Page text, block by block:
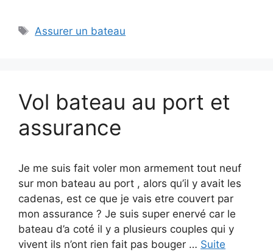
Étiquettes
Assurer un bateau
Vol bateau au port et
assurance
Je me suis fait voler mon armement tout neuf
sur mon bateau au port , alors qu’il y avait les
cadenas, est ce que je vais etre couvert par
mon assurance ? Je suis super enervé car le
bateau d’a coté il y a plusieurs couples qui y
vivent ils n’ont rien fait pas bouger … Suite